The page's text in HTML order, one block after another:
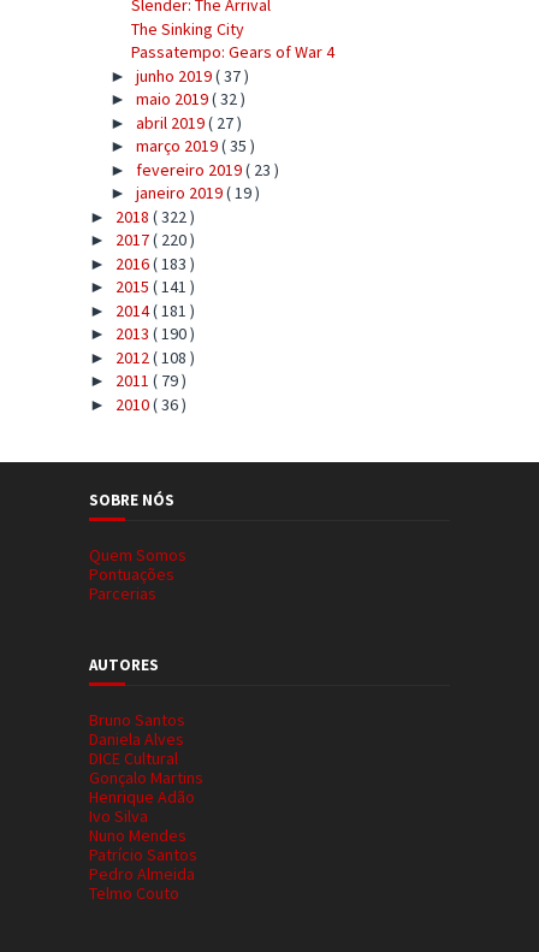
Slender: The Arrival
The Sinking City
Passatempo: Gears of War 4
► junho 2019( 37 )
► maio 2019( 32 )
► abril 2019( 27 )
► março 2019( 35 )
► fevereiro 2019( 23 )
► janeiro 2019( 19 )
► 2018 ( 322 )
► 2017( 220 )
► 2016( 183 )
► 2015 ( 141 )
► 2014( 181 )
► 2013 ( 190 )
► 2012( 108 )
► 2011 ( 79 )
► 2010( 36 )
SOBRE NÓS
Quem Somos
Pontuações
Parcerias
AUTORES
Bruno Santos
Daniela Alves
DICE Cultural
Gonçalo Martins
Henrique Adão
Ivo Silva
Nuno Mendes
Patrício Santos
Pedro Almeida
Telmo Couto